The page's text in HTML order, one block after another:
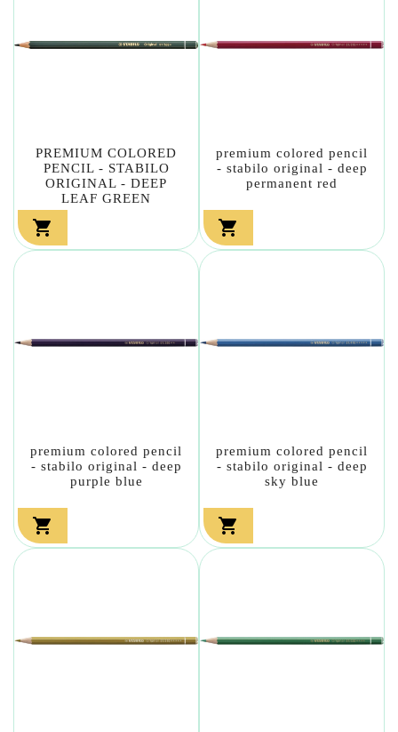
PREMIUM COLORED
PENCIL - STABILO
ORIGINAL - DEEP
LEAF GREEN

premium colored pencil
- stabilo original - deep
permanent red

premium colored pencil
- stabilo original - deep
purple blue

premium colored pencil
- stabilo original - deep
sky blue
